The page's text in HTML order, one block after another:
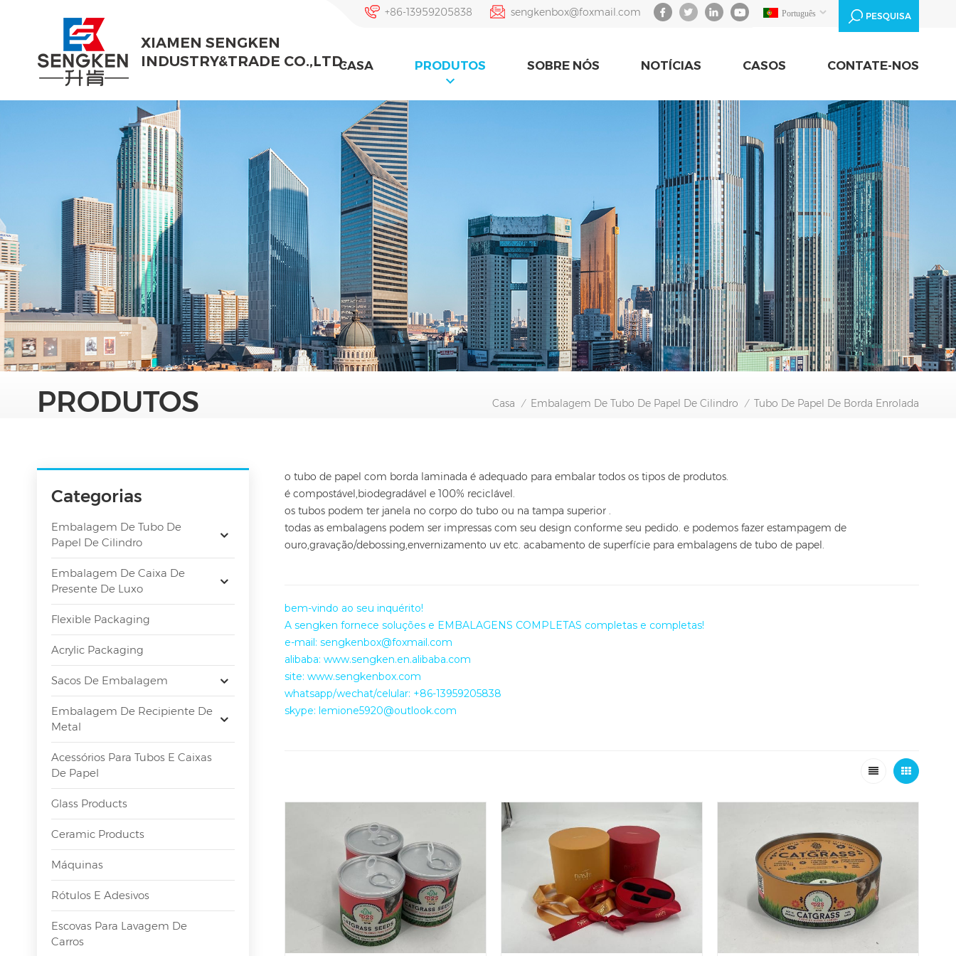
PESQUISA
Português
+86-13959205838 sengkenbox@foxmail.com
XIAMEN SENGKEN
INDUSTRY&TRADE CO.,LTD.CASA PRODUTOS SOBRE NÓS NOTÍCIAS CASOS CONTATE-NOS
PRODUTOS Casa / Embalagem De Tubo De Papel De Cilindro / Tubo De Papel De Borda Enrolada
Categorias
Embalagem De Tubo De
Papel De Cilindro
Embalagem De Caixa De
Presente De Luxo
Flexible Packaging
Acrylic Packaging
Sacos De Embalagem
Embalagem De Recipiente De
Metal
Acessórios Para Tubos E Caixas
De Papel
Glass Products
Ceramic Products
Máquinas
Rótulos E Adesivos
Escovas Para Lavagem De
Carros
o tubo de papel com borda laminada é adequado para embalar todos os tipos de produtos.
é compostável,biodegradável e 100% reciclável.
os tubos podem ter janela no corpo do tubo ou na tampa superior .
todas as embalagens podem ser impressas com seu design conforme seu pedido. e podemos fazer estampagem de
ouro,gravação/debossing,envernizamento uv etc. acabamento de superfície para embalagens de tubo de papel.
bem-vindo ao seu inquérito!
A sengken fornece soluções e EMBALAGENS COMPLETAS completas e completas!
e-mail: sengkenbox@foxmail.com
alibaba: www.sengken.en.alibaba.com
site: www.sengkenbox.com
whatsapp/wechat/celular: +86-13959205838
skype: lemione5920@outlook.com